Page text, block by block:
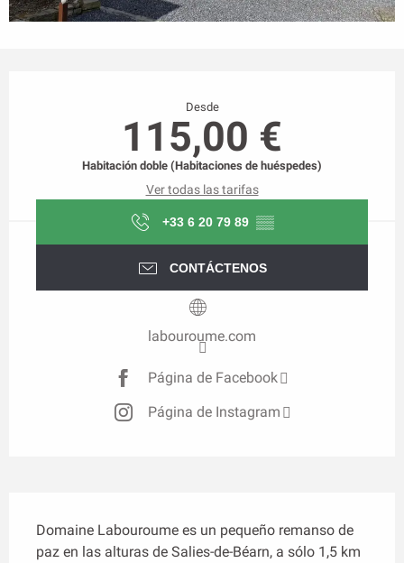
Desde
115,00 €
Habitación doble (Habitaciones de huéspedes)
Ver todas las tarifas
+33 6 20 79 89 ▒▒
CONTÁCTENOS
labouroume.com
Página de Facebook
Página de Instagram
Domaine Labouroume es un pequeño remanso de
paz en las alturas de Salies-de-Béarn, a sólo 1,5 km